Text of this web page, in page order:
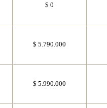
$ 0
$ 5.790.000
$ 5.990.000